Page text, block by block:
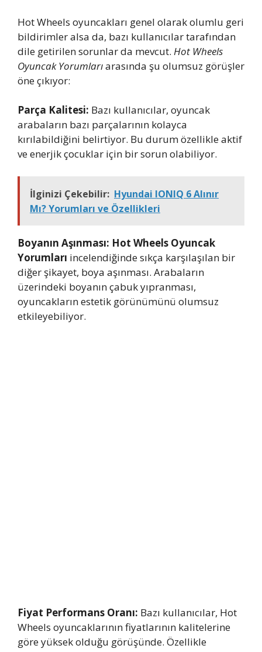
Hot Wheels oyuncakları genel olarak olumlu geri
bildirimler alsa da, bazı kullanıcılar tarafından
dile getirilen sorunlar da mevcut. Hot Wheels
Oyuncak Yorumlarıarasında şu olumsuz görüşler
öne çıkıyor:
Parça Kalitesi: Bazı kullanıcılar, oyuncak
arabaların bazı parçalarının kolayca
kırılabildiğini belirtiyor. Bu durum özellikle aktif
ve enerjik çocuklar için bir sorun olabiliyor.
İlginizi Çekebilir: Hyundai IONIQ 6 Alınır
Mı? Yorumları ve Özellikleri
Boyanın Aşınması: Hot Wheels Oyuncak
Yorumları incelendiğinde sıkça karşılaşılan bir
diğer şikayet, boya aşınması. Arabaların
üzerindeki boyanın çabuk yıpranması,
oyuncakların estetik görünümünü olumsuz
etkileyebiliyor.
Fiyat Performans Oranı: Bazı kullanıcılar, Hot
Wheels oyuncaklarının fiyatlarının kalitelerine
göre yüksek olduğu görüşünde. Özellikle